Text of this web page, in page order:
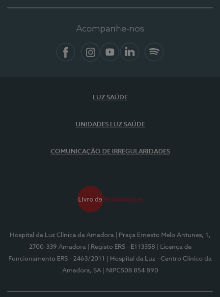
Acompanhe-nos
LUZ SAÚDE
UNIDADES LUZ SAÚDE
COMUNICAÇÃO DE IRREGULARIDADES
Hospital da Luz Clínica da Amadora
| Praça Ernesto Melo Antunes, 1,
2700-339 Amadora
| Registo ERS - E113358
| Licença de
Funcionamento ERS - 2463/2011
| Hospital da Luz - Centro Clínico da
Amadora, SA
| NIPC508 854 890